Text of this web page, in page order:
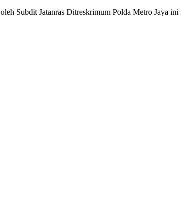
Subdit Jatanras Ditreskrimum Polda Metro Jaya